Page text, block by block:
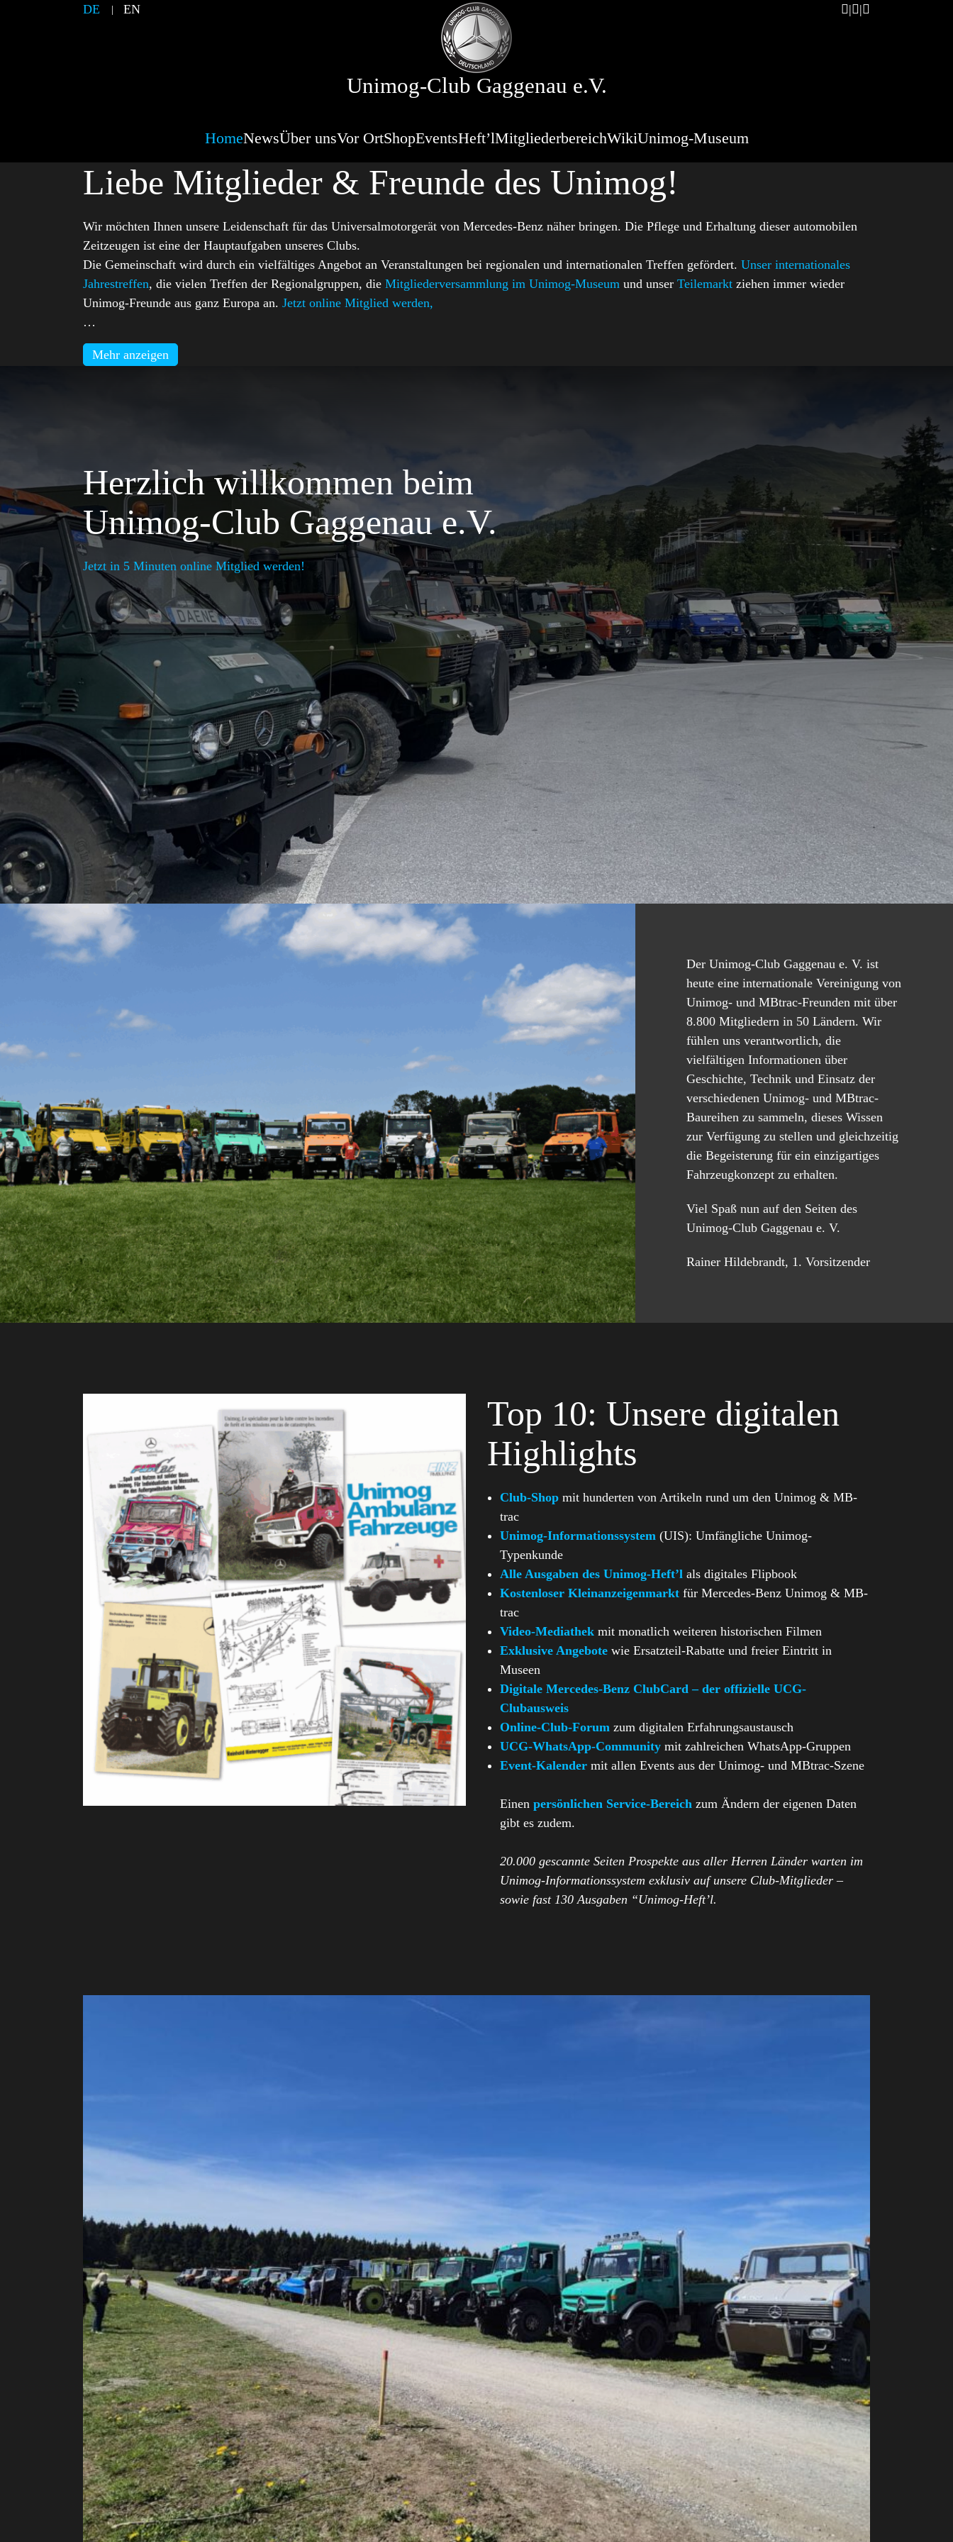
DE EN
Unimog-Club Gaggenau e.V.
HomeNewsÜber unsVor OrtShopEventsHeft’lMitgliederbereichWikiUnimog-Museum
Liebe Mitglieder & Freunde des Unimog!
Wir möchten Ihnen unsere Leidenschaft für das Universalmotorgerät von Mercedes-Benz näher bringen. Die Pflege und Erhaltung dieser automobilen
Zeitzeugen ist eine der Hauptaufgaben unseres Clubs.
Die Gemeinschaft wird durch ein vielfältiges Angebot an Veranstaltungen bei regionalen und internationalen Treffen gefördert. Unser internationales
Jahrestreffen, die vielen Treffen der Regionalgruppen, die Mitgliederversammlung im Unimog-Museum und unser Teilemarkt ziehen immer wieder
Unimog-Freunde aus ganz Europa an. Jetzt online Mitglied werden,
…
Mehr anzeigen
Herzlich willkommen beim
Unimog-Club Gaggenau e.V.
Jetzt in 5 Minuten online Mitglied werden!
Der Unimog-Club Gaggenau e. V. ist
heute eine internationale Vereinigung von
Unimog- und MBtrac-Freunden mit über
8.800 Mitgliedern in 50 Ländern. Wir
fühlen uns verantwortlich, die
vielfältigen Informationen über
Geschichte, Technik und Einsatz der
verschiedenen Unimog- und MBtrac-
Baureihen zu sammeln, dieses Wissen
zur Verfügung zu stellen und gleichzeitig
die Begeisterung für ein einzigartiges
Fahrzeugkonzept zu erhalten.
Viel Spaß nun auf den Seiten des
Unimog-Club Gaggenau e. V.
Rainer Hildebrandt, 1. Vorsitzender
Top 10: Unsere digitalen
Highlights
Club-Shop mit hunderten von Artikeln rund um den Unimog & MB-
trac
Unimog-Informationssystem (UIS): Umfängliche Unimog-
Typenkunde
Alle Ausgaben des Unimog-Heft’l als digitales Flipbook
Kostenloser Kleinanzeigenmarkt für Mercedes-Benz Unimog & MB-
trac
Video-Mediathek mit monatlich weiteren historischen Filmen
Exklusive Angebote wie Ersatzteil-Rabatte und freier Eintritt in
Museen
Digitale Mercedes-Benz ClubCard – der offizielle UCG-
Clubausweis
Online-Club-Forum zum digitalen Erfahrungsaustausch
UCG-WhatsApp-Community mit zahlreichen WhatsApp-Gruppen
Event-Kalender mit allen Events aus der Unimog- und MBtrac-Szene
Einen persönlichen Service-Bereich zum Ändern der eigenen Daten
gibt es zudem.
20.000 gescannte Seiten Prospekte aus aller Herren Länder warten im
Unimog-Informationssystem exklusiv auf unsere Club-Mitglieder –
sowie fast 130 Ausgaben “Unimog-Heft’l.